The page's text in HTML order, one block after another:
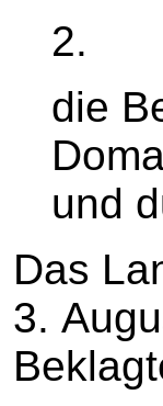
2.
die
und
Das
3.